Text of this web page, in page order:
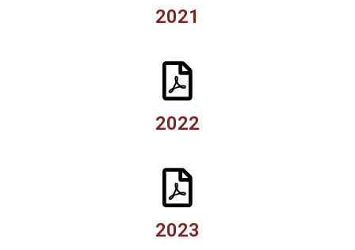
2021
2022
2023